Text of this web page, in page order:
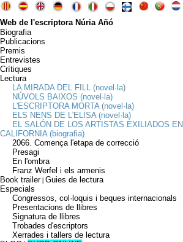
Biografia
Publicacions
Premis
Entrevistes
Crítiques
Lectura
LA MIRADA DEL FILL (novel·la)
NÚVOLS BAIXOS (novel·la)
L'ESCRIPTORA MORTA (novel·la)
ELS NENS DE L'ELISA (novel·la)
EL SALÓN DE LOS ARTISTAS EXILIADOS EN
CALIFORNIA (biografia)
2066. Comença l'etapa de correcció
Presagi
En l'ombra
Franz Werfel i els armenis
Book trailer| Guies de lectura
Especials
Congressos, col·loquis i beques internacionals
Presentacions de llibres
Signatura de llibres
Trobades d'escriptors
Xerrades i tallers de lectura
Web de l'escriptora Núria Añó